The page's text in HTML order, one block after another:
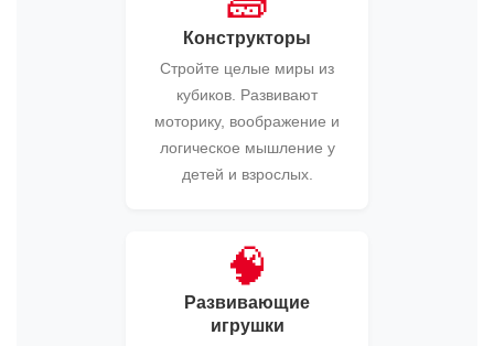
Конструкторы
Стройте целые миры из
кубиков. Развивают
моторику, воображение и
логическое мышление у
детей и взрослых.
🧠
Развивающие
игрушки